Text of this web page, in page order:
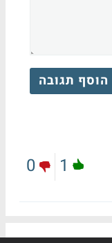
הוסף תגובה
1
0